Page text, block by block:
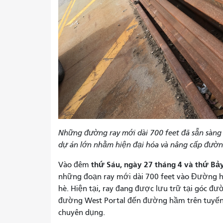
Những đường ray mới dài 700 feet đã sẵn
dự án lớn nhằm hiện đại hóa và nâng cấp
Vào đêm thứ Sáu, ngày 27 tháng 4 và thứ
những đoạn ray mới dài 700 feet vào Đường
hè. Hiện tại, ray đang được lưu trữ tại góc
đường West Portal đến đường hầm trên
chuyên dụng.